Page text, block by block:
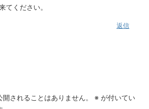
てください。
返信
されることはありません。 ※ が付いてい